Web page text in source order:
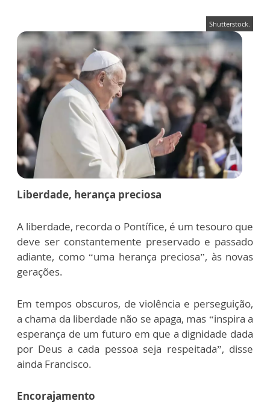
Shutterstock.
Liberdade, herança preciosa
A liberdade, recorda o Pontífice, é um tesouro que
deve ser constantemente preservado e passado
adiante, como “uma herança preciosa”, às novas
gerações.
Em tempos obscuros, de violência e perseguição,
a chama da liberdade não se apaga, mas “inspira a
esperança de um futuro em que a dignidade dada
por Deus a cada pessoa seja respeitada”, disse
ainda Francisco.
Encorajamento